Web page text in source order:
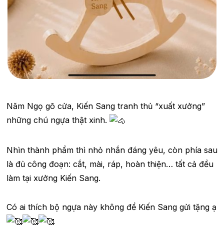
Năm Ngọ gõ cửa, Kiến Sang tranh thủ “xuất xưởng”
những chú ngựa thật xinh.
Nhìn thành phẩm thì nhỏ nhắn đáng yêu, còn phía sau
là đủ công đoạn: cắt, mài, ráp, hoàn thiện… tất cả đều
làm tại xưởng Kiến Sang.
Có ai thích bộ ngựa này không để Kiến Sang gửi tặng ạ